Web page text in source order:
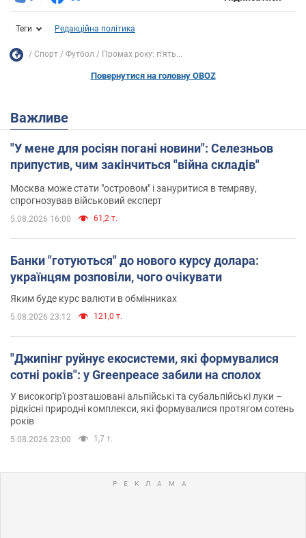
Теги Редакційна політика
Спорт Футбол Промах року: п'ять...
Повернутися на головну OBOZ
Важливе
"У мене для росіян погані новини": Селезньов
припустив, чим закінчиться "війна складів"
Москва може стати "островом" і зануритися в темряву,
спрогнозував військовий експерт
5.08.2026 16:00 61,2 т.
Банки "готуються" до нового курсу долара:
українцям розповіли, чого очікувати
Яким буде курс валюти в обмінниках
5.08.2026 23:12 121,0 т.
"Джипінг руйнує екосистеми, які формувалися
сотні років": у Greenpeace забили на сполох
У високогір'ї розташовані альпійські та субальпійські луки –
рідкісні природні комплекси, які формувалися протягом сотень
років
5.08.2026 23:00 1,7 т.